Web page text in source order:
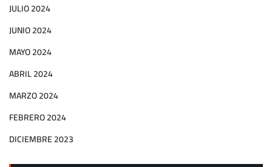
JULIO 2024
JUNIO 2024
MAYO 2024
ABRIL 2024
MARZO 2024
FEBRERO 2024
DICIEMBRE 2023